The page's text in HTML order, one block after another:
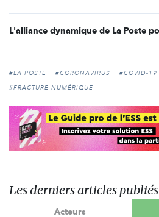
#LA POSTE #CORONAVIRUS #COVID-19
#FRACTURE NUMÉRIQUE
Les derniers articles publiés
Acteurs